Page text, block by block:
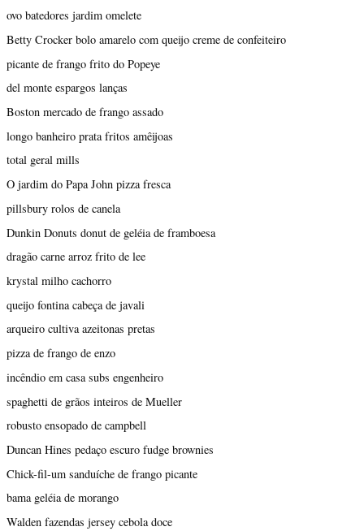
ovo batedores jardim omelete
Betty Crocker bolo amarelo com queijo creme de confeiteiro
picante de frango frito do Popeye
del monte espargos lanças
Boston mercado de frango assado
longo banheiro prata fritos amêijoas
total geral mills
O jardim do Papa John pizza fresca
pillsbury rolos de canela
Dunkin Donuts donut de geléia de framboesa
dragão carne arroz frito de lee
krystal milho cachorro
queijo fontina cabeça de javali
arqueiro cultiva azeitonas pretas
pizza de frango de enzo
incêndio em casa subs engenheiro
spaghetti de grãos inteiros de Mueller
robusto ensopado de campbell
Duncan Hines pedaço escuro fudge brownies
Chick-fil-um sanduíche de frango picante
bama geléia de morango
Walden fazendas jersey cebola doce